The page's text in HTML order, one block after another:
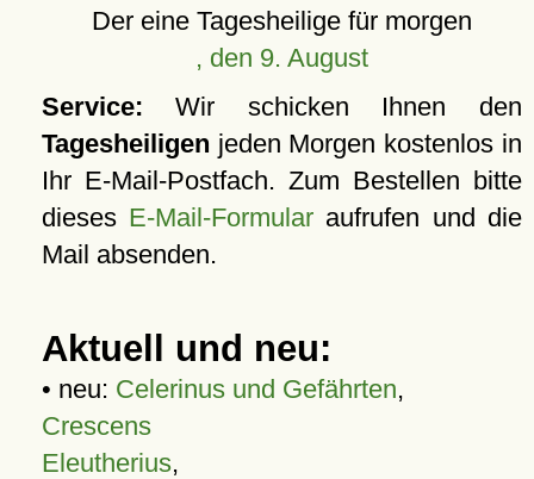
Der eine Tagesheilige für morgen
, den 9. August
Service: Wir schicken Ihnen den
Tagesheiligen jeden Morgen kostenlos in
Ihr E-Mail-Postfach. Zum Bestellen bitte
dieses E-Mail-Formular aufrufen und die
Mail absenden.
Aktuell und neu:
• neu: Celerinus und Gefährten,
Crescens
Eleutherius,